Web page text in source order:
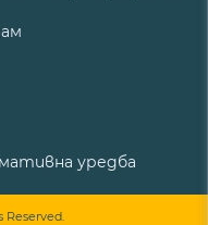
уредба
Reserved.